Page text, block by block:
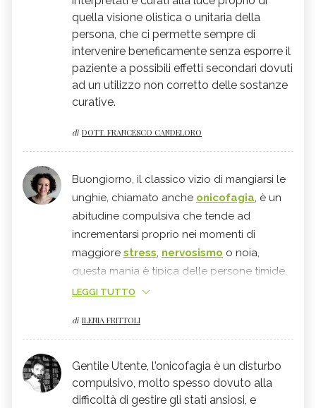
quella visione olistica o unitaria della
persona, che ci permette sempre di
intervenire beneficamente senza esporre il
paziente a possibili effetti secondari dovuti
ad un utilizzo non corretto delle sostanze
curative.
di DOTT. FRANCESCO CANDELORO
Buongiorno, il classico vizio di mangiarsi le
unghie, chiamato anche onicofagia, è un
abitudine compulsiva che tende ad
incrementarsi proprio nei momenti di
maggiore stress, nervosismo o noia,
questa mania è tipica delle persone timide,
che tendono a trattenere le proprie
esprimerle liberamente, le consiglio
provare a parlarne con lei, con amore,
cercando di comprendere che cosa si
nasconde dietro a questo gesto, quali sono
LEGGI TUTTO
di ILENIA FRITTOLI
Gentile Utente, l'onicofagia è un disturbo
compulsivo, molto spesso dovuto alla
difficoltà di gestire gli stati ansiosi, e